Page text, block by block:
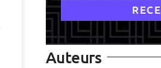
Auteurs